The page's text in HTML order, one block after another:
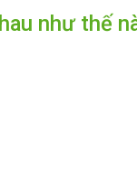
như thế